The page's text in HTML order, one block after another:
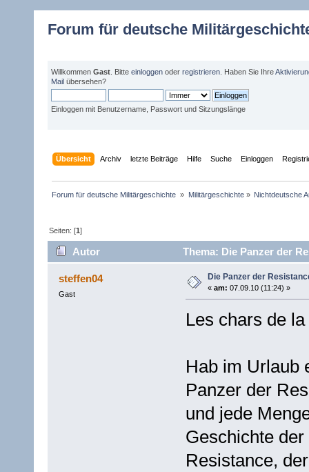
Forum für deutsche
Willkommen Gast . Bitte einloggen oder registrieren . Haben Sie Ihre
Mail übersehen?
Einloggen mit Benutzername, Passwort und Sitzungslänge
Übersicht Archiv letzte Beiträge Hilfe Suche Einloggen
Forum für deutsche Militärgeschichte » Militärgeschichte» Nichtdeutsche
Seiten: [1]
Autor Thema: Die Panzer der
steffen04
Gast
Die Panzer der
« am: 07.09.10 (11:24) »
Les chars de
Hab im Urlaub
Panzer der
und jede
Geschichte der
Resistance,